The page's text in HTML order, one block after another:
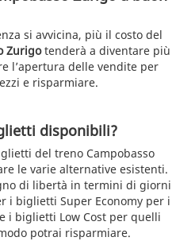
si avvicina, più il costo del
Zurigotenderà a diventare più
l’apertura delle vendite per
e risparmiare.
disponibili?
del treno Campobasso
le varie alternative esistenti.
di libertà in termini di giorni
i biglietti Super Economy per i
i biglietti Low Cost per quelli
potrai risparmiare.